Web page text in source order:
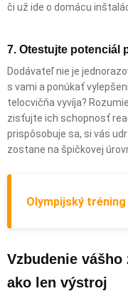
či už ide o domácu
7. Otestujte potenciál
Dodávateľ nie je
s vami a ponúkať
telocvičňa vyvíja?
zisťujte ich schopnosť
prispôsobuje sa, si vás
zostane na špičkovej
Olympijský
Vzbudenie
ako len výstroj